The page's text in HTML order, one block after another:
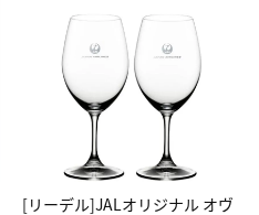
[リーデル]JALオリジナル オヴ